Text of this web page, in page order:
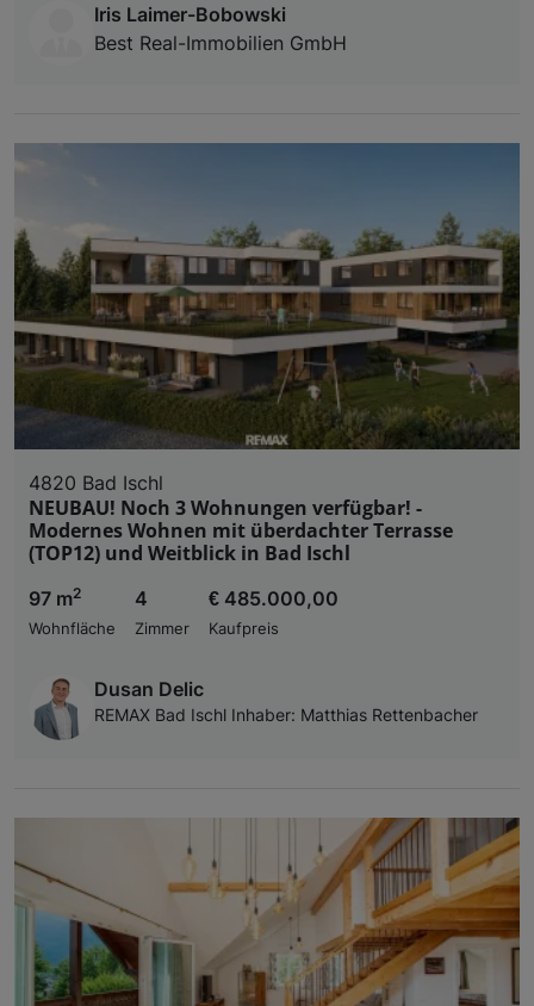
Iris Laimer-Bobowski
Best Real-Immobilien GmbH
4820 Bad Ischl
NEUBAU! Noch 3 Wohnungen verfügbar! -
Modernes Wohnen mit überdachter Terrasse
(TOP12) und Weitblick in Bad Ischl
97 m2
Wohnfläche
4
Zimmer
€ 485.000,00
Kaufpreis
Dusan Delic
REMAX Bad Ischl Inhaber: Matthias Rettenbacher